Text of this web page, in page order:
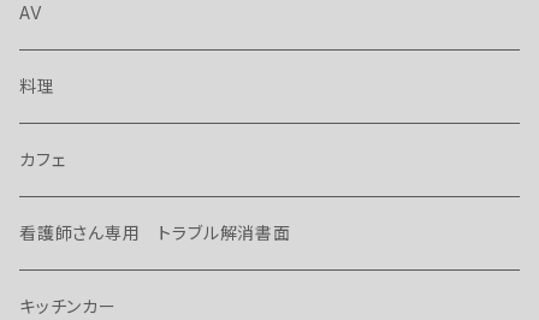
AV
料理
カフェ
看護師さん専用 トラブル解消書面
キッチンカー